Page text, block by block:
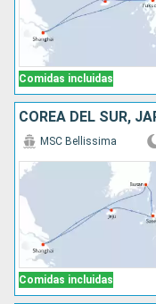
Comidas incluidas
COREA DEL SUR,
Comidas incluidas
MSC Bellissima